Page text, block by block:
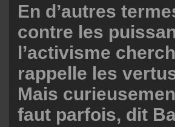
En d’autres
contre les
l’activisme
rappelle les
Mais
faut parfois, dit